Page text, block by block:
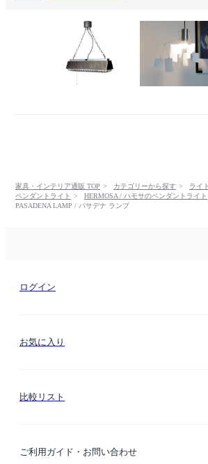
家具・インテリア通販 TOP カテゴリーから探す
ライ
ペンダントライト
HERMOSA / ハモサのペンダントライト
PASADENA LAMP / パサデナ ランプ
ログイン
お気に入り
比較リスト
ご利用ガイド・お問い合わせ